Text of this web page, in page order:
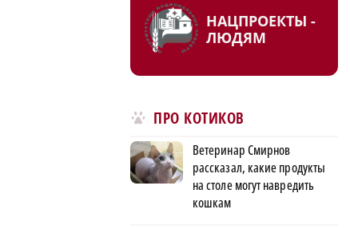
НАЦПРОЕКТЫ -
ЛЮДЯМ
ПРО КОТИКОВ
Ветеринар Смирнов
рассказал, какие продукты
на столе могут навредить
кошкам